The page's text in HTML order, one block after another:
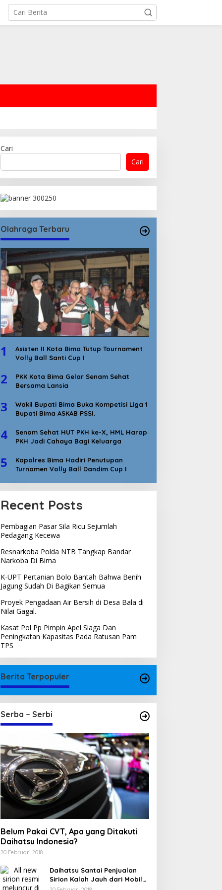
Cari
Cari
Olahraga Terbaru
1
Asisten II Kota Bima Tutup Tournament
Volly Ball Santi Cup I
2
PKK Kota Bima Gelar Senam Sehat
Bersama Lansia
3
Wakil Bupati Bima Buka Kompetisi Liga 1
Bupati Bima ASKAB PSSI.
4
Senam Sehat HUT PKH ke-X, HML Harap
PKH Jadi Cahaya Bagi Keluarga
5
Kapolres Bima Hadiri Penutupan
Turnamen Volly Ball Dandim Cup I
Recent Posts
Pembagian Pasar Sila Ricu Sejumlah
Pedagang Kecewa
Resnarkoba Polda NTB Tangkap Bandar
Narkoba Di Bima
K-UPT Pertanian Bolo Bantah Bahwa Benih
Jagung Sudah Di Bagikan Semua
Proyek Pengadaan Air Bersih di Desa Bala di
Nilai Gagal.
Kasat Pol Pp Pimpin Apel Siaga Dan
Peningkatan Kapasitas Pada Ratusan Pam
TPS
Berita Terpopuler
Serba – Serbi
Belum Pakai CVT, Apa yang Ditakuti
Daihatsu Indonesia?
20 Februari 2018
Daihatsu Santai Penjualan
Sirion Kalah Jauh dari Mobil
LCGC